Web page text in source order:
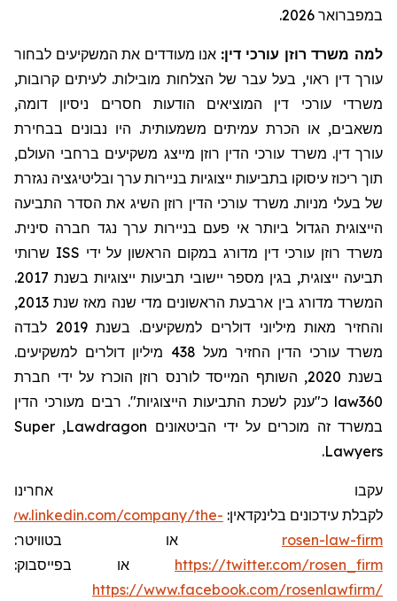
במפברואר 2026.
למה משרד רוזן עורכי דין: אנו מעודדים את המשקיעים לבחור
עורך דין ראוי, בעל עבר של הצלחות מובילות. לעיתים קרובות,
משרדי עורכי דין המוציאים הודעות חסרים ניסיון דומה,
משאבים, או הכרת עמיתים משמעותית. היו נבונים בבחירת
עורך דין. משרד עורכי הדין רוזן מייצג משקיעים ברחבי העולם,
תוך ריכוז עיסוקו בתביעות ייצוגיות בניירות ערך ובליטיגציה נגזרת
של בעלי מניות. משרד עורכי הדין רוזן השיג את הסדר התביעה
הייצוגית הגדול ביותר אי פעם בניירות ערך נגד חברה סינית.
משרד רוזן עורכי דין מדורג במקום הראשון על ידי ISS שרותי
תביעה ייצוגית, בגין מספר יישובי תביעות ייצוגיות בשנת 2017.
המשרד מדורג בין ארבעת הראשונים מדי שנה מאז שנת 2013,
והחזיר מאות מיליוני דולרים למשקיעים. בשנת 2019 לבדה
משרד עורכי הדין החזיר מעל 438 מיליון דולרים למשקיעים.
בשנת 2020, השותף המייסד לורנס רוזן הוכרז על ידי חברת
law360 כ"ענק לשכת התביעות הייצוגיות". רבים מעורכי הדין
במשרד זה מוכרים על ידי הביטאונים Lawdragon
,
Super
Lawyers
.
עקבו אחרינו
לקבלת עידכונים בלינקדאין: company/the-
rosen-law-firm או בטוויטר:
https://twitter.com/rosen_firm או בפייסבוק:
https://www.facebook.com/rosenlawfirm/